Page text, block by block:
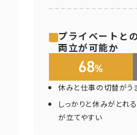
プライベートとの
両立が可能か
休みと仕事の切替がう
しっかりと休みがとれ
が立てやすい